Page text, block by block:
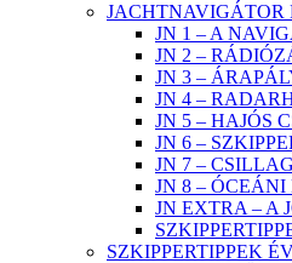
JN 1 – A
JN 2 –
JN 3 –
JN 4 –
JN 5 – HAJÓS
JN 6 –
JN 7 –
JN 8 – ÓCEÁNI
JN EXTRA – A
SZKIPPERTIPPEK